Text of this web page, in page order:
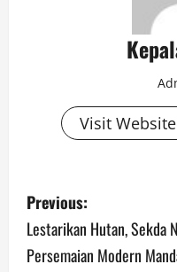
Visit Website
P
o
Previous:
Lestarikan Hutan, Sekda
Persemaian Modern